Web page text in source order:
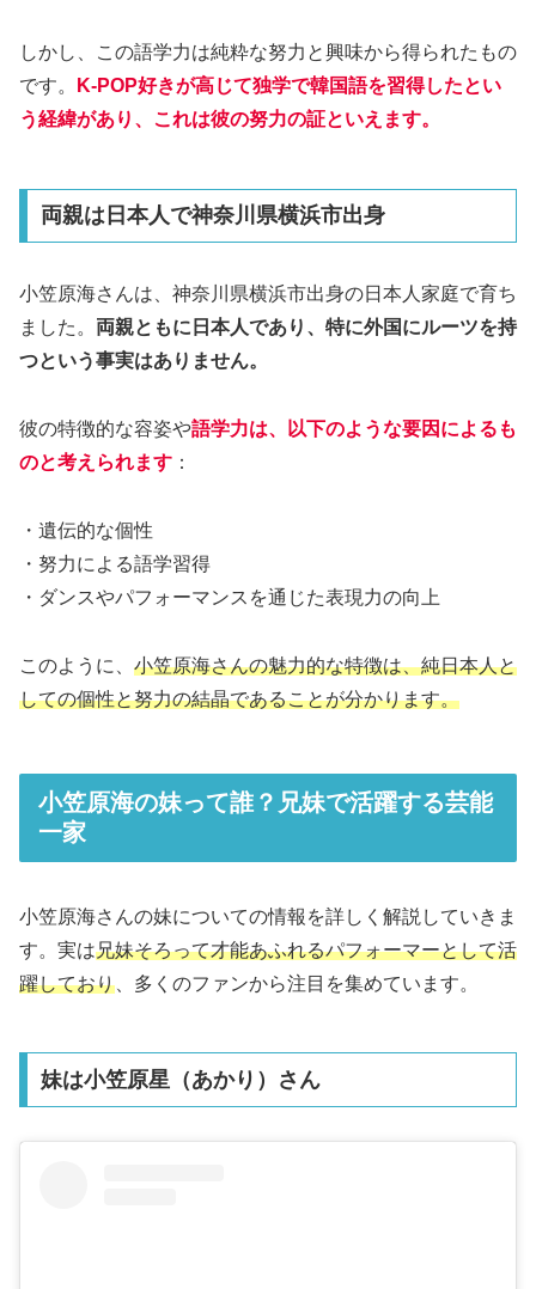
しかし、この語学力は純粋な努力と興味から得られたもの
です。
K-POP好きが高じて独学で韓国語を習得したとい
う経緯があり、これは彼の努力の証といえます。
両親は日本人で神奈川県横浜市出身
小笠原海さんは、神奈川県横浜市出身の日本人家庭で育ち
ました。 両親ともに日本人であり、特に外国にルーツを持
つという事実はありません。
彼の特徴的な容姿や語学力は、以下のような要因によるも
のと考えられます ：
・遺伝的な個性
・努力による語学習得
・ダンスやパフォーマンスを通じた表現力の向上
このように、 小笠原海さんの魅力的な特徴は、純日本人と
しての個性と努力の結晶であることが分かります。
小笠原海の妹って誰？兄妹で活躍する芸能
一家
小笠原海さんの妹についての情報を詳しく解説していきま
す。実は兄妹そろって才能あふれるパフォーマーとして活
躍しており 、多くのファンから注目を集めています。
妹は小笠原星（あかり）さん